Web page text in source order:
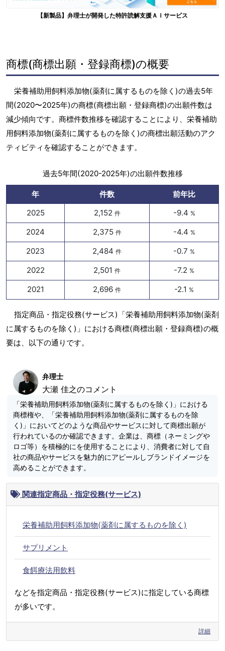
【新製品】弁理士が開発した特許読解支援ＡＩサービス
商標(商標出願・登録商標)の概要
栄養補助用飼料添加物(薬剤に属するものを除く)の過去5年
間(2020〜2025年)の商標(商標出願・登録商標)の出願件数は
減少傾向です。商標件数推移を確認することにより、栄養補助
用飼料添加物(薬剤に属するものを除く)の商標出願活動のアク
ティビティを確認することができます。
過去5年間(2020-2025年)の出願件数推移
年 件数
前年比
2025
2,152 件 -9.4 %
2024 2,375 件 -4.4 %
2023 2,484 件 -0.7 %
2022 2,501 件 -7.2 %
2021 2,696 件 -2.1 %
指定商品・指定役務(サービス)「栄養補助用飼料添加物(薬剤
に属するものを除く)」における商標(商標出願・登録商標)の概
要は、以下の通りです。
弁理士
大瀬 佳之のコメント
「栄養補助用飼料添加物(薬剤に属するものを除く)」における
商標権や、「栄養補助用飼料添加物(薬剤に属するものを除
く)」においてどのような商品やサービスに対して商標出願が
行われているのか確認できます。企業は、商標（ネーミングや
ロゴ等）を積極的にを使用することにより、消費者に対して自
社の商品やサービスを魅力的にアピールしブランドイメージを
高めることができます。
関連指定商品・指定役務(サービス)
栄養補助用飼料添加物(薬剤に属するものを除く)
サプリメント
食餌療法用飲料
などを指定商品・指定役務(サービス)に指定している商標
が多いです。
詳細